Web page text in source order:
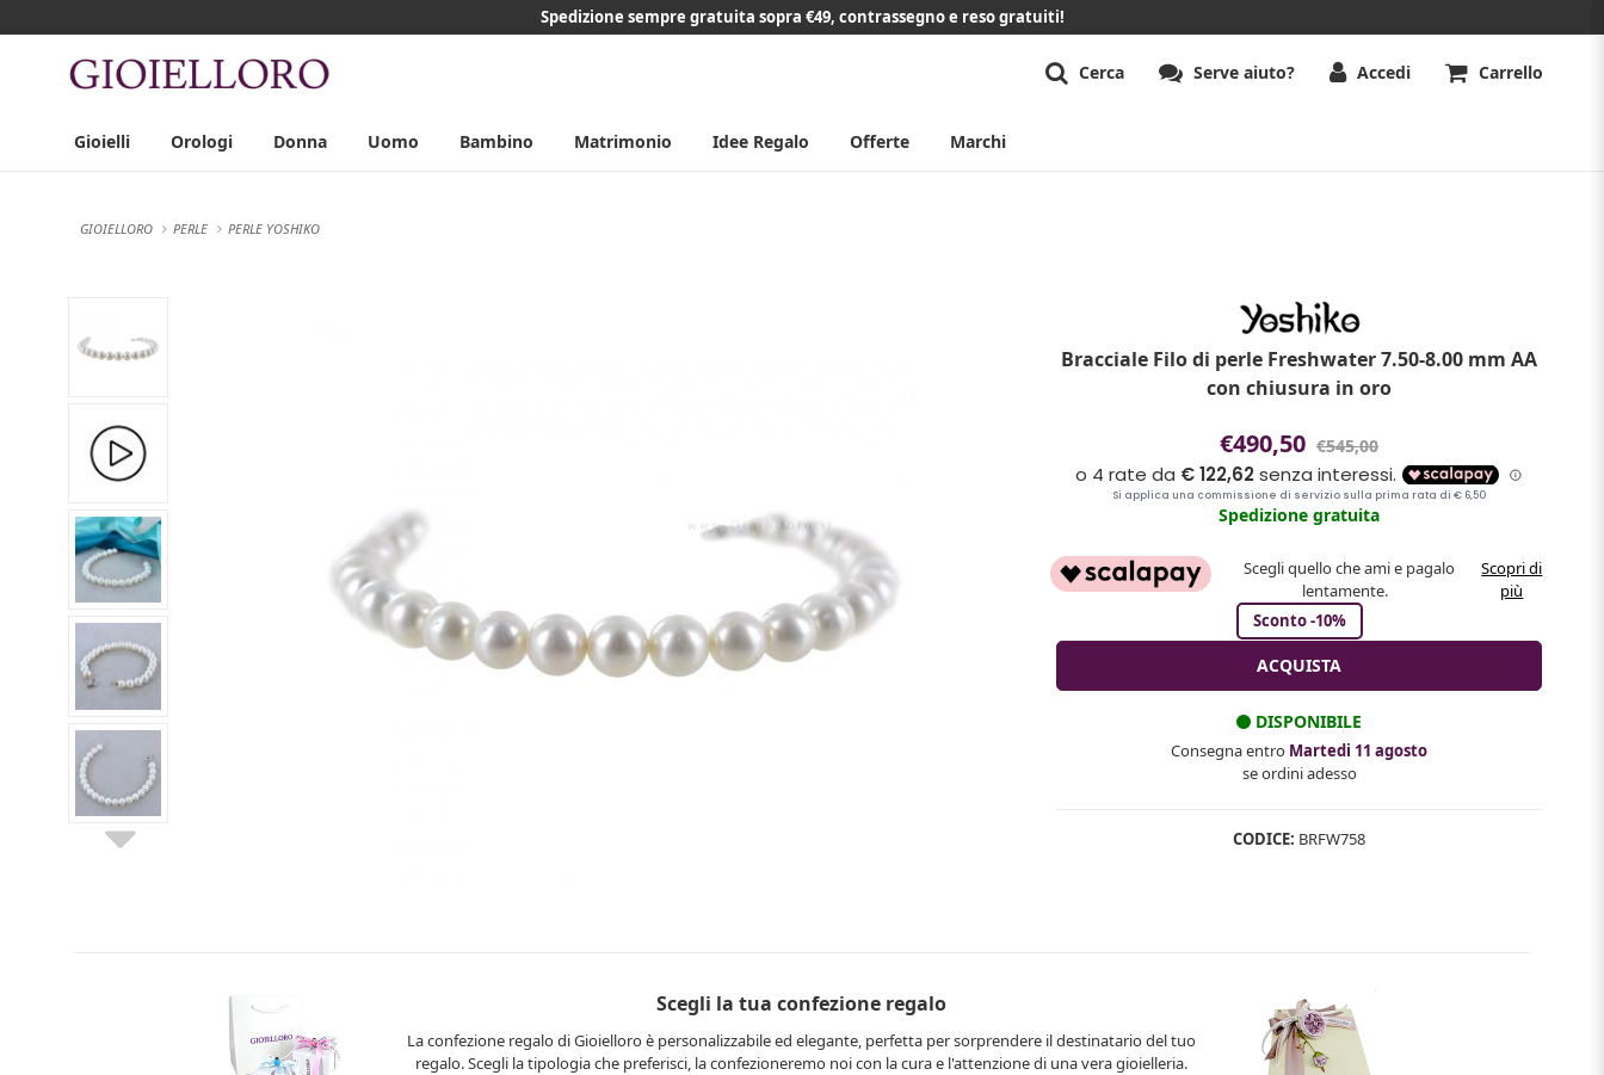
Spedizione sempre gratuita sopra €49, contrassegno e reso gratuiti!
Cerca Serve aiuto? Accedi Carrello
Gioielli Orologi Donna Uomo Bambino Matrimonio Idee Regalo Offerte Marchi
GIOIELLORO PERLE PERLE YOSHIKO
Bracciale Filo di perle Freshwater 7.50-8.00 mm AA
con chiusura in oro
€490,50 €545,00
Spedizione gratuita
Scegli quello che ami e pagalo
lentamente.
Scopri di
più
Sconto -10%
DISPONIBILE
Consegna entro Martedi 11 agosto
se ordini adesso
CODICE: BRFW758
Scegli la tua confezione regalo
La confezione regalo di Gioielloro è personalizzabile ed elegante, perfetta per sorprendere il destinatario del tuo
regalo. Scegli la tipologia che preferisci, la confezioneremo noi con la cura e l'attenzione di una vera gioielleria.